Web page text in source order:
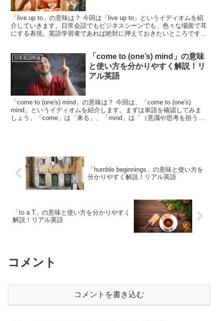
「live up to」の意味は？ 今回は「live up to」というイディオムを紹
介していきます。日常会話でもビジネスシーンでも、色々な場面で耳
にする表現。英語学習者であれば絶対に押えておきたいところです。
日常英語関連
「come to (one’s) mind」の意味
と使い方を分かりやすく解説！リ
アル英語
「come to (one's) mind」の意味は？ 今回は、「come to (one's)
mind」というイディオムを紹介します。まずは単語を確認してみま
しょう。「come」は「来る」、「mind」は「（意識や思考を担う）
「humble beginnings」の意味と使い方を
分かりやすく解説！リアル英語
「to a T」の意味と使い方を分かりやすく
解説！リアル英語
コメント
コメントを書き込む